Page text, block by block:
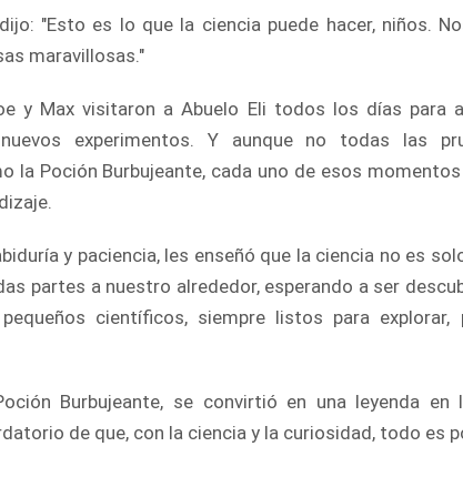
"Esto es lo que la ciencia puede hacer, niños.
maravillosas."
y Max visitaron a Abuelo Eli todos los días para
experimentos. Y aunque no todas las
la Poción Burbujeante, cada uno de esos
y paciencia, les enseñó que la ciencia no es
partes a nuestro alrededor, esperando a ser
científicos, siempre listos para explorar,
Burbujeante, se convirtió en una leyenda en
de que, con la ciencia y la curiosidad, todo es